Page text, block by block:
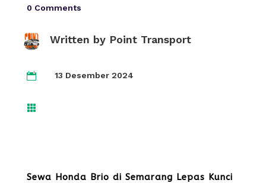
0 Comments
Written by Point Transport
 13 Desember 2024

Sewa Honda Brio di Semarang Lepas Kunci